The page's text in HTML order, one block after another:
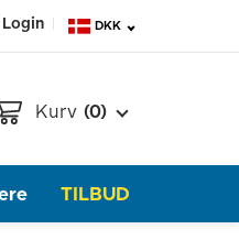
Login DKK
Kurv (0)
TILBUD